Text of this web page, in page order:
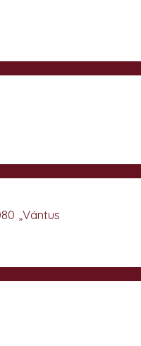
„Vántus